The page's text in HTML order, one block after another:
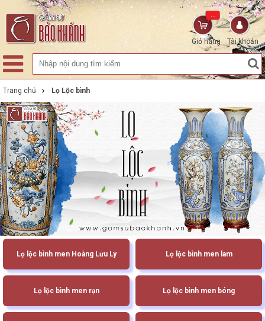
Tài khoản
Giỏ hàng
...
Trang chủ Lọ Lộc bình
Lọ lộc bình men Hoàng Lưu Ly Lọ lộc bình men lam
Lọ lộc bình men rạn Lọ lộc bình men bóng